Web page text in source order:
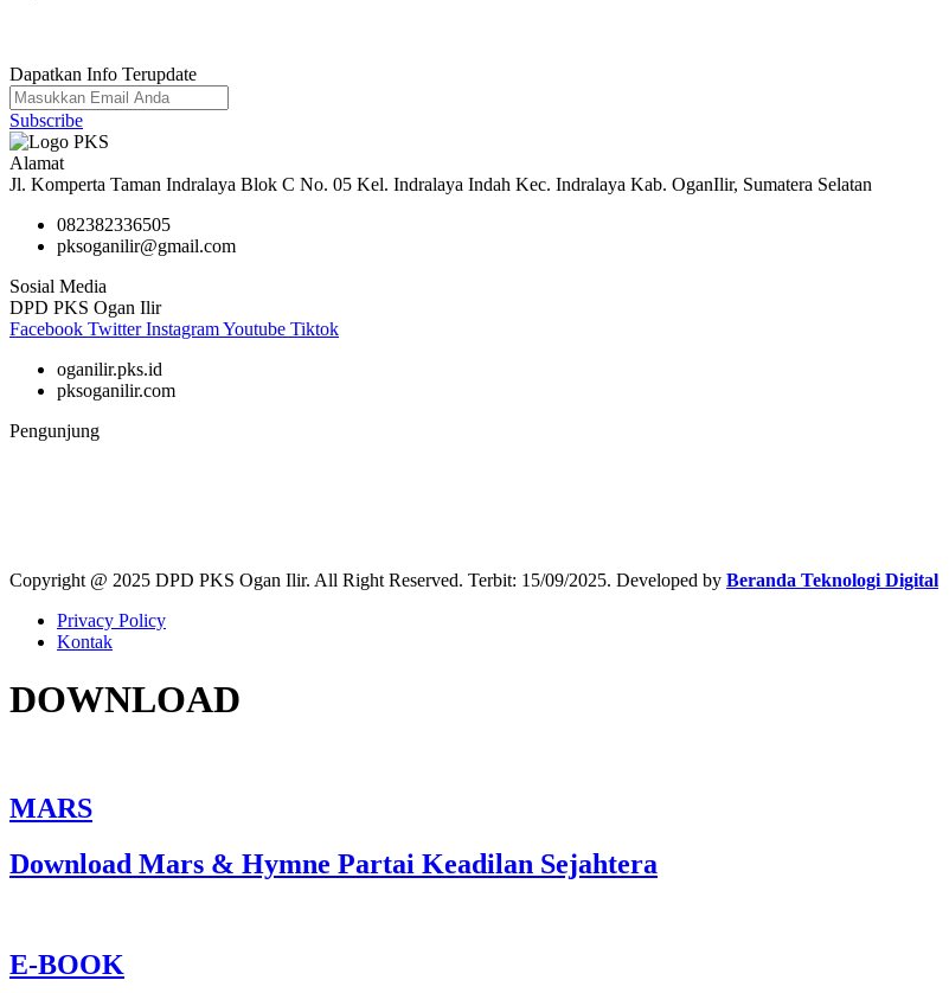
Dapatkan Info Terupdate
Subscribe
Alamat
Jl. Komperta Taman Indralaya Blok C No. 05 Kel. Indralaya Indah Kec. Indralaya Kab. OganIlir, Sumatera Selatan
082382336505
pksoganilir@gmail.com
Sosial Media
DPD PKS Ogan Ilir
Facebook Twitter InstagramYoutube Tiktok
oganilir.pks.id
pksoganilir.com
Pengunjung
Copyright @ 2025 DPD PKS Ogan Ilir. All Right Reserved. Terbit: 15/09/2025. Developed by Beranda Teknologi Digital
Privacy Policy
Kontak
DOWNLOAD
MARS
Download Mars & Hymne Partai Keadilan Sejahtera
E-BOOK